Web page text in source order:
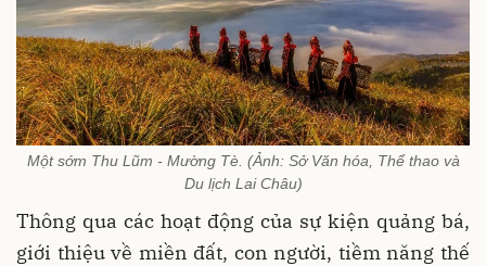
Một sớm Thu Lũm - Mường Tè. (Ảnh: Sở Văn hóa, Thể thao và
Du lịch Lai Châu)
Thông qua các hoạt động của sự kiện quảng bá,
giới thiệu về miền đất, con người, tiềm năng thế